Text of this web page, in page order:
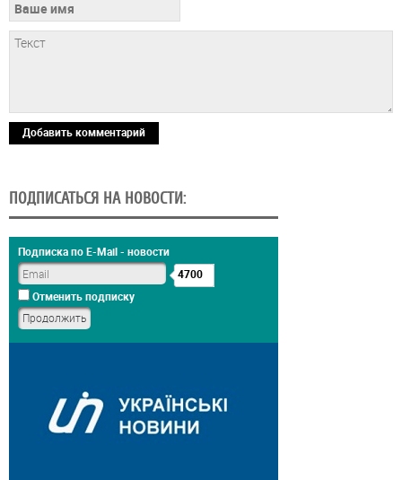
Добавить комментарий
ПОДПИСАТЬСЯ НА НОВОСТИ:
Подписка по E-Mail - новости
4700
Отменить подписку